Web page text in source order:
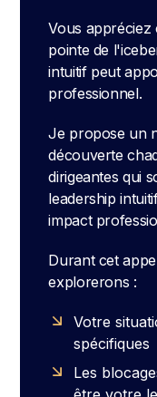
Vous appréciez
pointe de
intuitif peut
professionnel.
Je propose un
découverte
dirigeantes qui
leadership
impact
Durant cet
explorerons :
Votre
spécifiques
Les